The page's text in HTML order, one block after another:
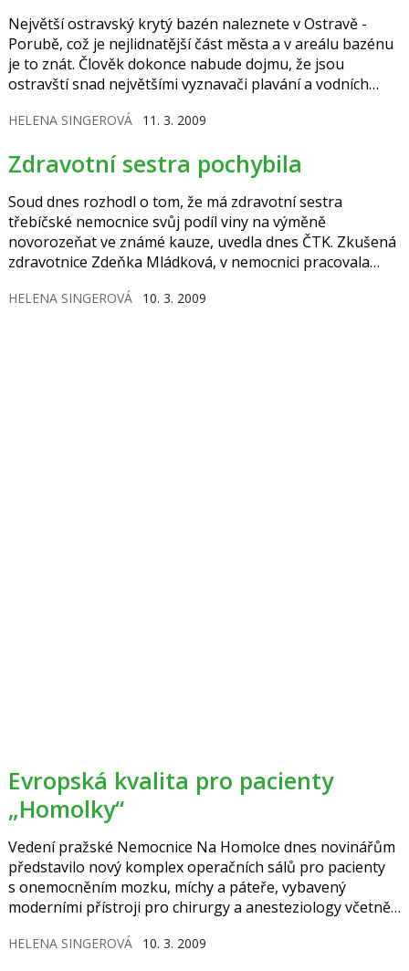
Největší ostravský krytý bazén naleznete v Ostravě -
Porubě, což je nejlidnatější část města a v areálu bazénu
je to znát. Člověk dokonce nabude dojmu, že jsou
ostravští snad největšími vyznavači plavání a vodních
je léto nebo zima.
HELENA SINGEROVÁ 11. 3. 2009
Zdravotní sestra pochybila
Soud dnes rozhodl o tom, že má zdravotní sestra
třebíčské nemocnice svůj podíl viny na výměně
novorozeňat ve známé kauze, uvedla dnes ČTK. Zkušená
zdravotnice Zdeňka Mládková, v nemocnici pracovala
své jméno očistit. Soud dal ovšem zapravdu nemocnici.
HELENA SINGEROVÁ 10. 3. 2009
Evropská kvalita pro pacienty
„Homolky“
Vedení pražské Nemocnice Na Homolce dnes novinářům
představilo nový komplex operačních sálů pro pacienty
s onemocněním mozku, míchy a páteře, vybavený
moderními přístroji pro chirurgy a anesteziology včetně
investici nemocnice za poslední čtyři roky – rekonstrukce
HELENA SINGEROVÁ 10. 3. 2009